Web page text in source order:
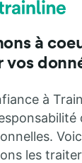
Hamburg
bus, lancez
Nous
en
votre
plus de
et achetez
à
vos
à
les